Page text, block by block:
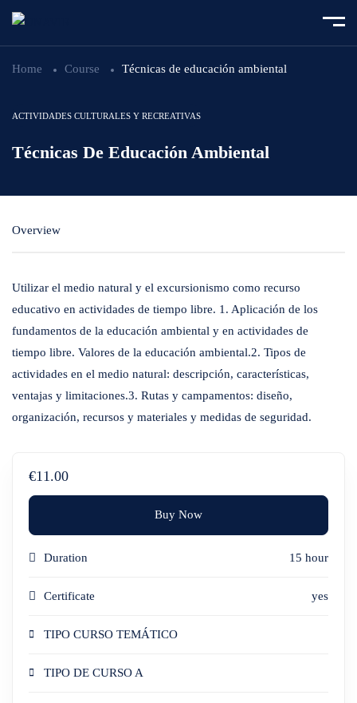
Home Course Técnicas de educación ambiental
ACTIVIDADES CULTURALES Y RECREATIVAS
Técnicas De Educación Ambiental
Overview
Utilizar el medio natural y el excursionismo como recurso
educativo en actividades de tiempo libre. 1. Aplicación de los
fundamentos de la educación ambiental y en actividades de
tiempo libre. Valores de la educación ambiental.2. Tipos de
actividades en el medio natural: descripción, características,
ventajas y limitaciones.3. Rutas y campamentos: diseño,
organización, recursos y materiales y medidas de seguridad.
€11.00
Buy Now
Duration 15 hour
Certificate yes
TIPO CURSO TEMÁTICO
TIPO DE CURSO A